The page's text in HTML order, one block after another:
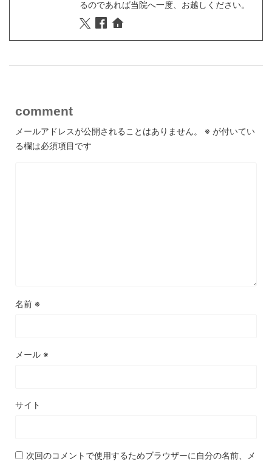
るのであれば当院へ一度、お越しください。
comment
メールアドレスが公開されることはありません。 ※ が付いてい
る欄は必須項目です
名前 ※
メール ※
サイト
次回のコメントで使用するためブラウザーに自分の名前、メ